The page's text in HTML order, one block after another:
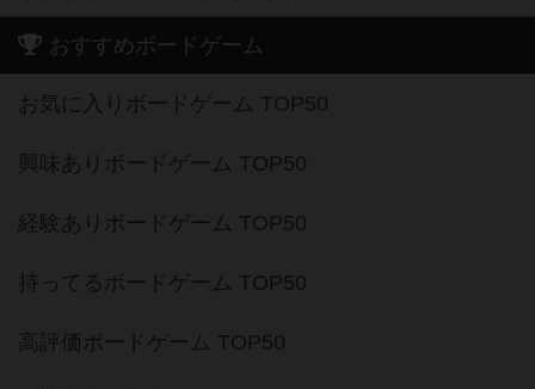
おすすめボードゲーム
お気に入りボードゲーム TOP50
興味ありボードゲーム TOP50
経験ありボードゲーム TOP50
持ってるボードゲーム TOP50
高評価ボードゲーム TOP50